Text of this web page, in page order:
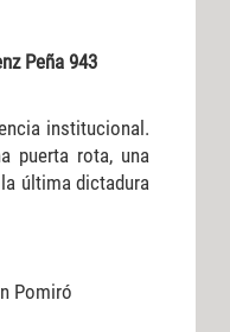
Peña 943
institucional.
puerta rota, una
última dictadura
Pomiró